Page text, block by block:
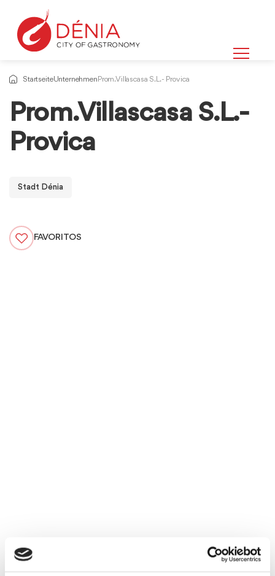
StartseiteUnternehmen Prom. Villascasa S.L.- Provica
Prom. Villascasa S.L.-
Provica
Stadt Dénia
FAVORITOS